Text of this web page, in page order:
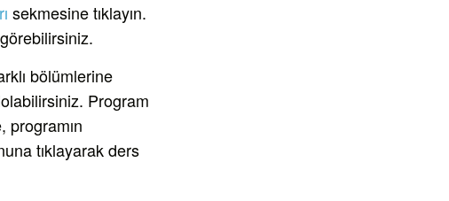
sekmesine tıklayın.
bölümlerine
Program
programın
tıklayarak ders